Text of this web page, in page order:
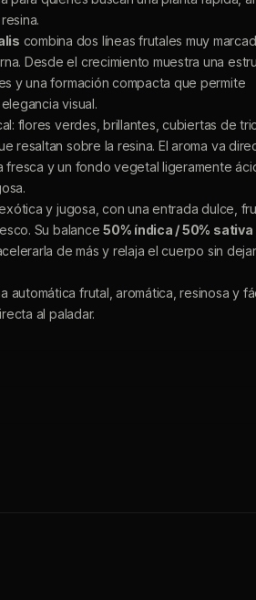
combina dos líneas frutales muy
Desde el crecimiento muestra una
y una formación compacta que permite
visual.
flores verdes, brillantes, cubiertas de
resaltan sobre la resina. El aroma va
fresca y un fondo vegetal ligeramente
y jugosa, con una entrada dulce,
Su balance50% índica / 50% sativa
de más y relaja el cuerpo sin
automática frutal, aromática, resinosa y
al paladar.